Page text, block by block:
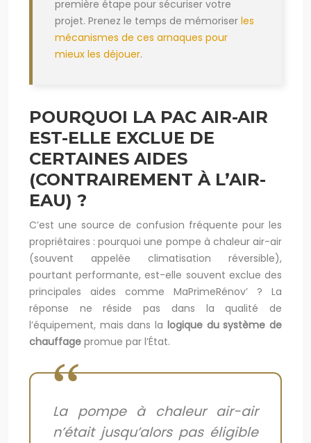
première étape pour sécuriser votre
projet. Prenez le temps de mémoriser les
mécanismes de ces arnaques pour
mieux les déjouer.
POURQUOI LA PAC AIR-AIR
EST-ELLE EXCLUE DE
CERTAINES AIDES
(CONTRAIREMENT À L’AIR-
EAU) ?
C’est une source de confusion fréquente pour les
propriétaires : pourquoi une pompe à chaleur air-air
(souvent appelée climatisation réversible),
pourtant performante, est-elle souvent exclue des
principales aides comme MaPrimeRénov’ ? La
réponse ne réside pas dans la qualité de
l’équipement, mais dans la logique du système de
chauffage promue par l’État.
La pompe à chaleur air-air
n’était jusqu’alors pas éligible